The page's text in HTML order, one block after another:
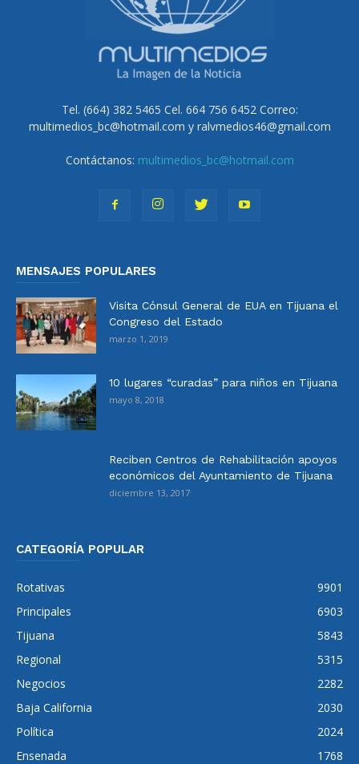
Tel. (664) 382 5465 Cel. 664 756 6452 Correo:
multimedios_bc@hotmail.com y ralvmedios46@gmail.com
Contáctanos: multimedios_bc@hotmail.com
MENSAJES POPULARES
Visita Cónsul General de EUA en Tijuana el
Congreso del Estado
marzo 1, 2019
10 lugares “curadas” para niños en Tijuana
mayo 8, 2018
Reciben Centros de Rehabilitación apoyos
económicos del Ayuntamiento de Tijuana
diciembre 13, 2017
CATEGORÍA POPULAR
Rotativas
9901
Principales
6903
Tijuana
5843
Regional
5315
Negocios
2282
Baja California
2030
Política
2024
Ensenada
1768